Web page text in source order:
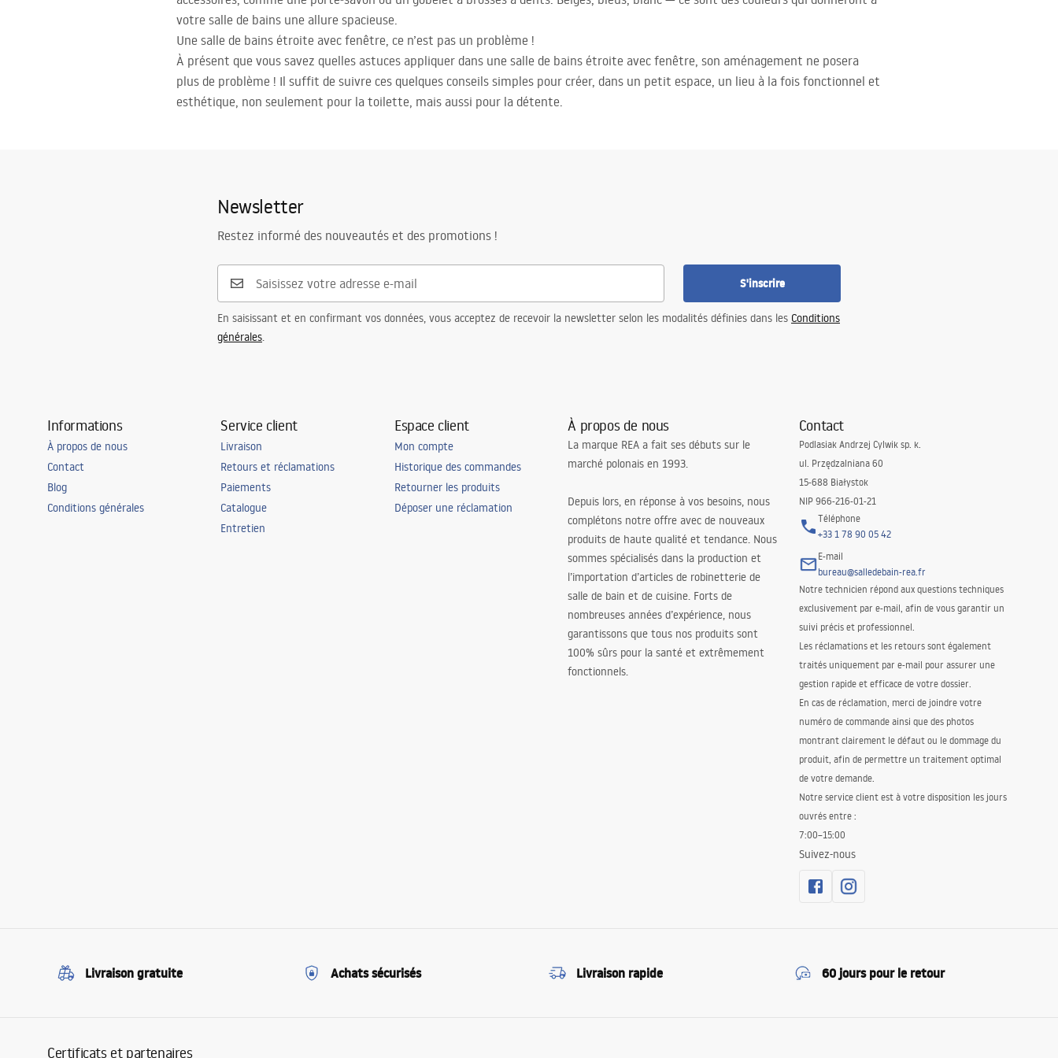
votre salle de bains une allure spacieuse.
Une salle de bains étroite avec fenêtre, ce n’est pas un problème !
À présent que vous savez quelles astuces appliquer dans une salle de bains étroite avec fenêtre, son aménagement ne posera
plus de problème ! Il suffit de suivre ces quelques conseils simples pour créer, dans un petit espace, un lieu à la fois fonctionnel et
esthétique, non seulement pour la toilette, mais aussi pour la détente.
Newsletter
Restez informé des nouveautés et des promotions !
S'inscrire
En saisissant et en confirmant vos données, vous acceptez de recevoir la newsletter selon les modalités définies dans les Conditions
générales.
Informations
À propos de nous
Contact
Blog
Conditions générales
Service client
Livraison
Retours et réclamations
Paiements
Catalogue
Entretien
Espace client
Mon compte
Historique des commandes
Retourner les produits
Déposer une réclamation
À propos de nous
La marque REA a fait ses débuts sur le
marché polonais en 1993.
Depuis lors, en réponse à vos besoins, nous
complétons notre offre avec de nouveaux
produits de haute qualité et tendance. Nous
sommes spécialisés dans la production et
l’importation d’articles de robinetterie de
salle de bain et de cuisine. Forts de
nombreuses années d’expérience, nous
garantissons que tous nos produits sont
100% sûrs pour la santé et extrêmement
fonctionnels.
Contact
Podlasiak Andrzej Cylwik sp. k.
ul. Przędzalniana 60
15-688 Białystok
NIP 966-216-01-21
Téléphone
+33 1 78 90 05 42
E-mail
bureau@salledebain-rea.fr
Notre technicien répond aux questions techniques
exclusivement par e-mail, afin de vous garantir un
suivi précis et professionnel.
Les réclamations et les retours sont également
traités uniquement par e-mail pour assurer une
gestion rapide et efficace de votre dossier.
En cas de réclamation, merci de joindre votre
numéro de commande ainsi que des photos
montrant clairement le défaut ou le dommage du
produit, afin de permettre un traitement optimal
de votre demande.
Notre service client est à votre disposition les jours
ouvrés entre :
7:00–15:00
Suivez-nous
Livraison gratuite Achats sécurisés Livraison rapide 60 jours pour le retour
Certificats et partenaires